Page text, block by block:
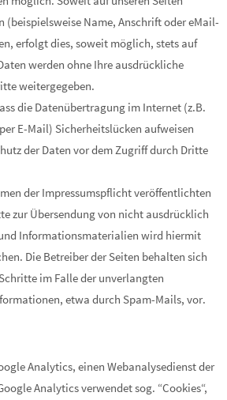
(beispielsweise Name, Anschrift oder eMail-
erfolgt dies, soweit möglich, stets auf
werden ohne Ihre ausdrückliche
weitergegeben.
die Datenübertragung im Internet (z.B.
E-Mail) Sicherheitslücken aufweisen
der Daten vor dem Zugriff durch Dritte
der Impressumspflicht veröffentlichten
zur Übersendung von nicht ausdrücklich
Informationsmaterialien wird hiermit
Die Betreiber der Seiten behalten sich
im Falle der unverlangten
etwa durch Spam-Mails, vor.
Analytics, einen Webanalysedienst der
Analytics verwendet sog. “Cookies“,